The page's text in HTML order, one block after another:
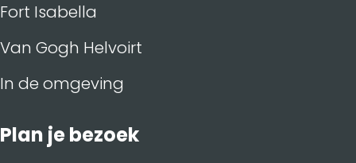
Fort Isabella
Van Gogh Helvoirt
In de omgeving
Plan je bezoek